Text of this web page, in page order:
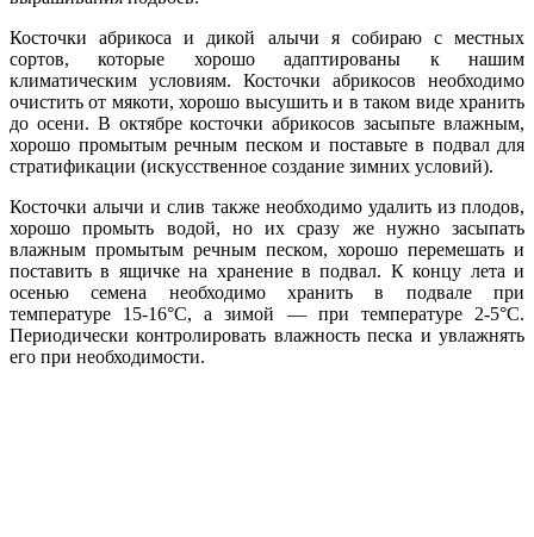
Косточки абрикоса и дикой алычи я собираю с местных
сортов, которые хорошо адаптированы к нашим
климатическим условиям. Косточки абрикосов необходимо
очистить от мякоти, хорошо высушить и в таком виде хранить
до осени. В октябре косточки абрикосов засыпьте влажным,
хорошо промытым речным песком и поставьте в подвал для
стратификации (искусственное создание зимних условий).
Косточки алычи и слив также необходимо удалить из плодов,
хорошо промыть водой, но их сразу же нужно засыпать
влажным промытым речным песком, хорошо перемешать и
поставить в ящичке на хранение в подвал. К концу лета и
осенью семена необходимо хранить в подвале при
температуре 15-16°С, а зимой — при температуре 2-5°С.
Периодически контролировать влажность песка и увлажнять
его при необходимости.